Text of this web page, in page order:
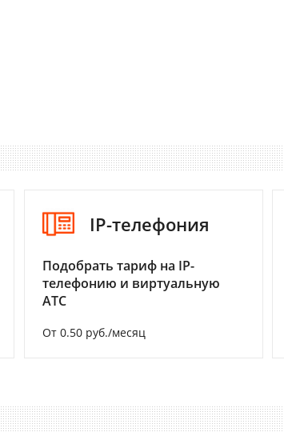
IP-телефония
Подобрать тариф на IP-
телефонию и виртуальную
АТС
От 0.50 руб./месяц